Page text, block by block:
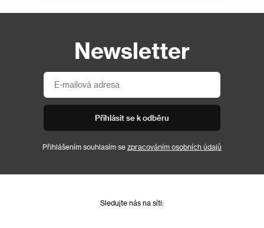
Newsletter
Přihlásit se k odběru
Přihlášením souhlasím se zpracováním osobních údajů
Sledujte nás na síti: